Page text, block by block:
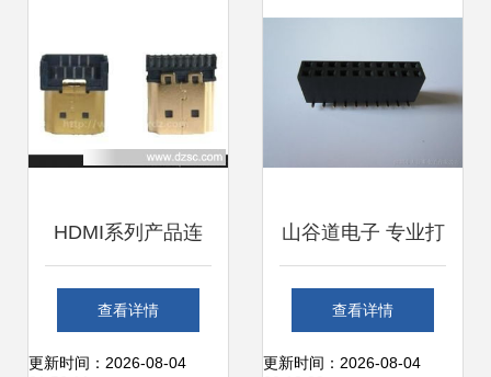
HDMI系列产品连
接器 高质量视音频
传输的首选方案
查看详情
更新时间：2026-08-04
山谷道电子 专业打
造高品质连接器系
列产品
查看详情
更新时间：2026-08-04